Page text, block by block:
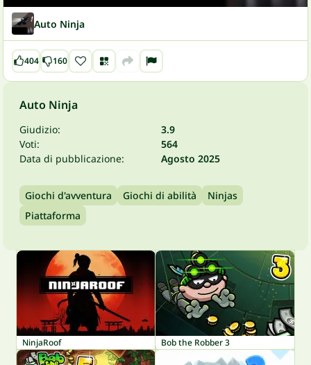
Auto Ninja
404 160
Auto Ninja
Giudizio:
3.9
Voti:
564
Data di pubblicazione:
Agosto 2025
Giochi d'avventura Giochi di abilità
Ninjas
Piattaforma
NinjaRoof Bob the Robber 3